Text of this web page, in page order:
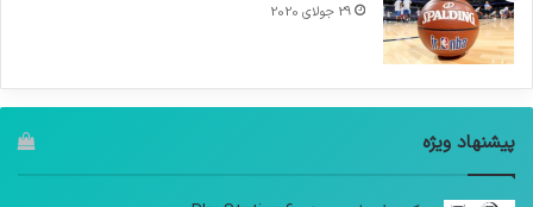
29 جولای 2020
پیشنهاد ویژه